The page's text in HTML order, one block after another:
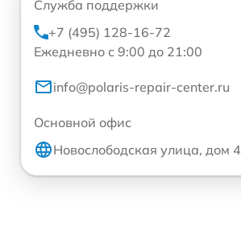
Служба поддержки
+7 (495) 128-16-72
Ежедневно с 9:00 до 21:00
info@polaris-repair-center.ru
Основной офис
Новослободская улица, дом 4